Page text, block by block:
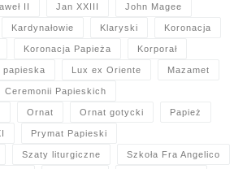
II Jan XXIII John Magee
Kardynałowie Klaryski Koronacja
Koronacja Papieża Korporał
papieska Lux ex Oriente Mazamet
Ceremonii Papieskich
Ornat Ornat gotycki Papież
Prymat Papieski
Szaty liturgiczne Szkoła Fra Angelico